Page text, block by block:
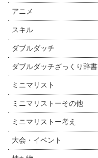
アニメ
スキル
ダブルダッチ
ダブルダッチざっくり辞書
ミニマリスト
ミニマリストーその他
ミニマリストー考え
大会・イベント